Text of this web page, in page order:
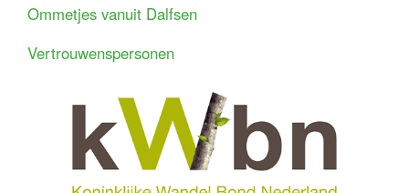
Ommetjes vanuit Dalfsen
Vertrouwenspersonen